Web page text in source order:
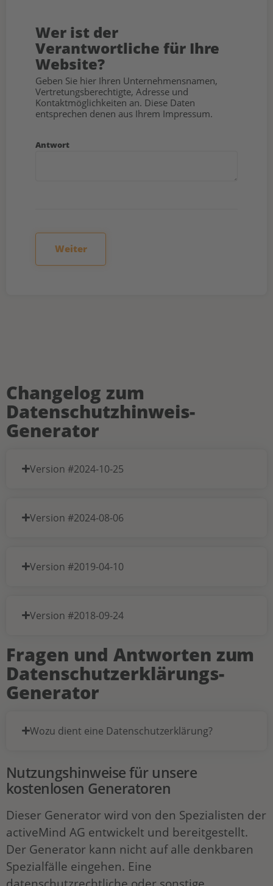
Wer ist der
Verantwortliche für Ihre
Website?
Geben Sie hier Ihren Unternehmensnamen,
Vertretungsberechtigte, Adresse und
Kontaktmöglichkeiten an. Diese Daten
entsprechen denen aus Ihrem Impressum.
Antwort
Weiter
Changelog zum
Datenschutzhinweis-
Generator
Version #2024-10-25
Version #2024-08-06
Version #2019-04-10
Version #2018-09-24
Fragen und Antworten zum
Datenschutzerklärungs-
Generator
Wozu dient eine Datenschutzerklärung?
Nutzungshinweise für unsere
kostenlosen Generatoren
Dieser Generator wird von den Spezialisten der
activeMind AG entwickelt und bereitgestellt.
Der Generator kann nicht auf alle denkbaren
Spezialfälle eingehen. Eine